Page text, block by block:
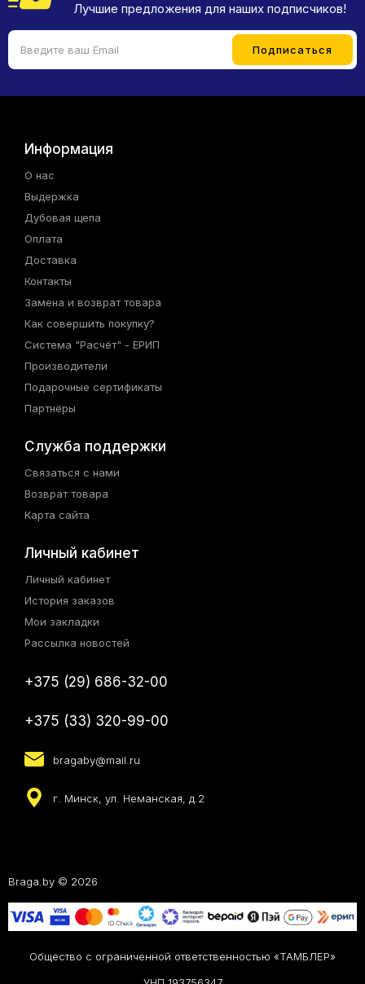
Лучшие предложения для наших подписчиков!
Информация
О нас
Выдержка
Дубовая щепа
Оплата
Доставка
Контакты
Замена и возврат товара
Как совершить покупку?
Система "Расчёт" - ЕРИП
Производители
Подарочные сертификаты
Партнёры
Служба поддержки
Связаться с нами
Возврат товара
Карта сайта
Личный кабинет
Личный кабинет
История заказов
Мои закладки
Рассылка новостей
+375 (29) 686-32-00
+375 (33) 320-99-00
bragaby@mail.ru
г. Минск, ул. Неманская, д.2
Braga.by © 2026
Общество с ограниченной ответственностью «ТАМБЛЕР»